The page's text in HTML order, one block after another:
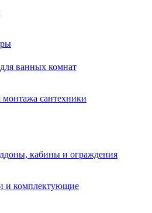
ванных комнат
монтажа сантехники
кабины и ограждения
и комплектующие